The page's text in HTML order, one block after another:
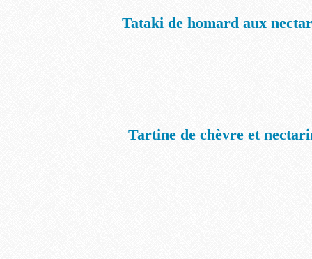
Tataki de homard aux
Tartine de chèvre et